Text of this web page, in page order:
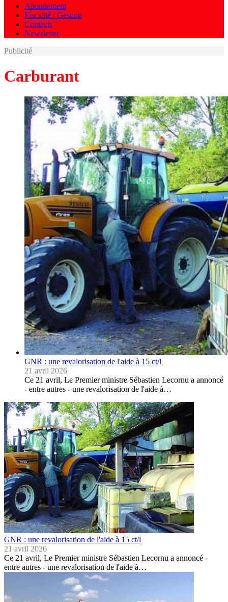
Abonnement
Fiscalité / Gestion
Contacts
Newsletter
Publicité
Carburant
GNR : une revalorisation de l'aide à 15 ct/l
21 avril 2026
Ce 21 avril, Le Premier ministre Sébastien Lecornu a annoncé
- entre autres - une revalorisation de l'aide à…
GNR : une revalorisation de l'aide à 15 ct/l
21 avril 2026
Ce 21 avril, Le Premier ministre Sébastien Lecornu a annoncé -
entre autres - une revalorisation de l'aide à…